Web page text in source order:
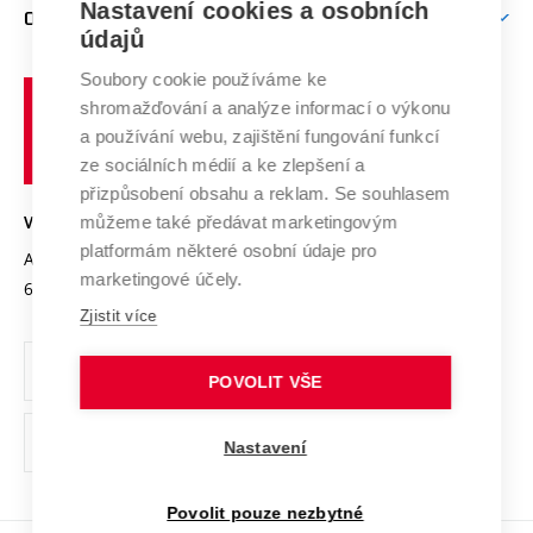
E-přihláška
Doktorské studium
Podpora podnikání
Mezinárodní vědecká rada
Systém zajišťování kvality výzkumu
Výzkumné infrastruktury
Transfer znalostí
Open Science
Projekty
Projekty ze strukturálních fondů
Specifický výzkum
Zahraniční spolupráce
Spolupráce se školami
Služby univerzity
Mezinárodní dohody
Univerzitní sítě
O UNIVERZITĚ
Profil univerzity
Udržitelná univerzita
Podnikavá univerzita / ContriBUTe
Bezpečná univerzita
Vyznamenání
Organizační struktura
Ochrana osobních údajů
odkaz)
učení
technické
Brně
VYSOKÉ UČENÍ TECHNICKÉ V BRNĚ
Antonínská 548/1
602 00 Brno
www.vut.cz
vut@vutbr.cz
Nastavení cookies a osobních
údajů
Soubory cookie používáme ke
shromažďování a analýze informací o výkonu
a používání webu, zajištění fungování funkcí
ze sociálních médií a ke zlepšení a
přizpůsobení obsahu a reklam. Se souhlasem
můžeme také předávat marketingovým
platformám některé osobní údaje pro
marketingové účely.
Zjistit více
POVOLIT VŠE
Nastavení
Povolit pouze nezbytné